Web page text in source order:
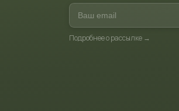
Подробнее о рассылке →